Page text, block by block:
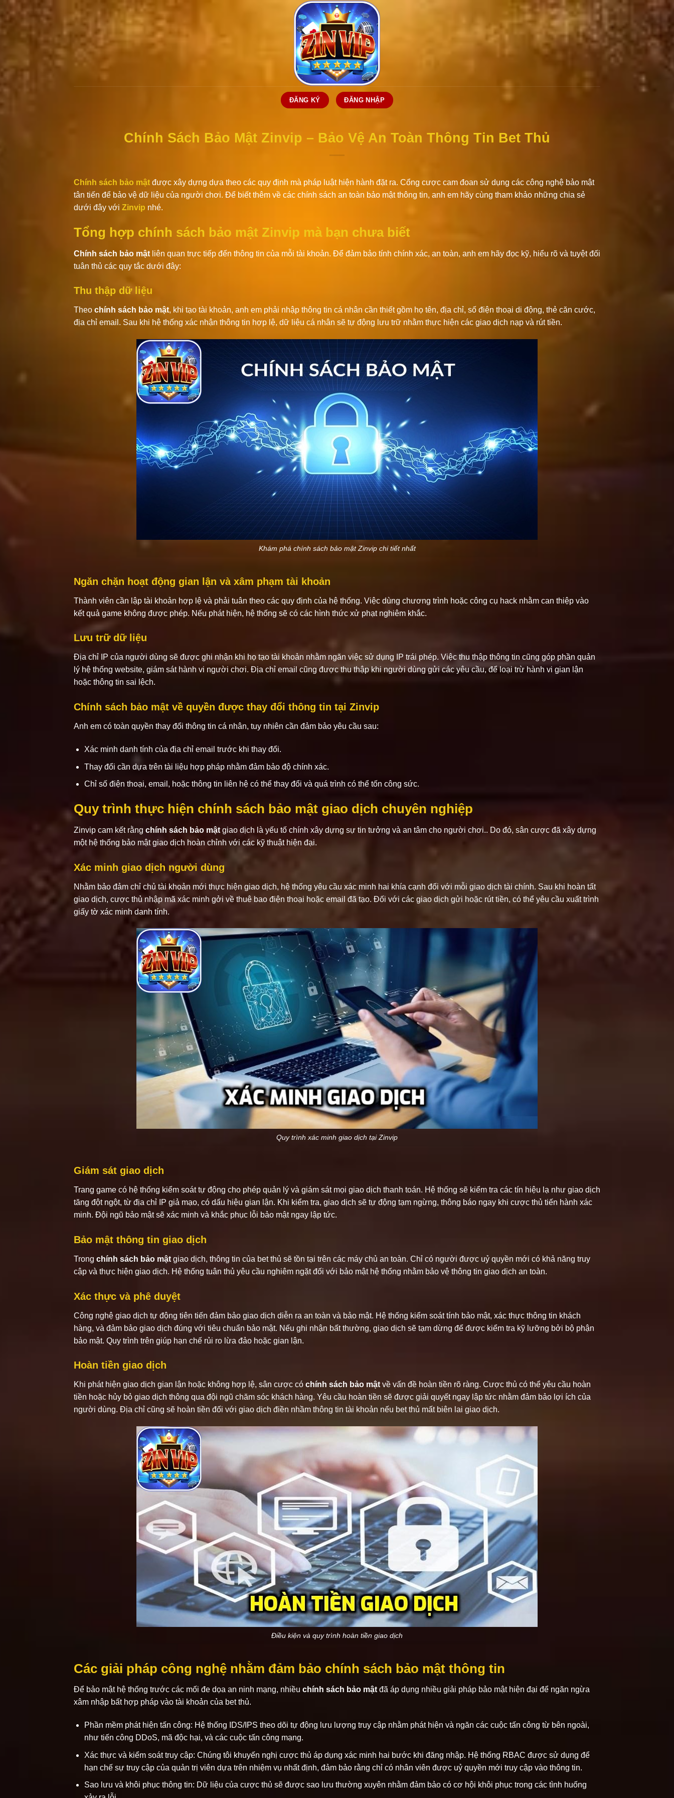
Chuyển
đến
nội
ĐĂNG KÝ ĐĂNG NHẬP
Chính Sách Bảo Mật Zinvip – Bảo Vệ An Toàn Thông Tin Bet Thủ
Chính sách bảo mật được xây dựng dựa theo các quy định mà pháp luật hiện hành đặt ra. Cổng cược cam đoan sử dụng các công nghệ bảo mật
tân tiến để bảo vệ dữ liệu của người chơi. Để biết thêm về các chính sách an toàn bảo mật thông tin, anh em hãy cùng tham khảo những chia sẻ
dưới đây với Zinvip nhé.
Tổng hợp chính sách bảo mật Zinvip mà bạn chưa biết
Chính sách bảo mật liên quan trực tiếp đến thông tin của mỗi tài khoản. Để đảm bảo tính chính xác, an toàn, anh em hãy đọc kỹ, hiểu rõ và tuyệt đối
tuân thủ các quy tắc dưới đây:
Thu thập dữ liệu
Theo chính sách bảo mật, khi tạo tài khoản, anh em phải nhập thông tin cá nhân cần thiết gồm họ tên, địa chỉ, số điện thoại di động, thẻ căn cước,
địa chỉ email. Sau khi hệ thống xác nhận thông tin hợp lệ, dữ liệu cá nhân sẽ tự động lưu trữ nhằm thực hiện các giao dịch nạp và rút tiền.
Khám phá chính sách bảo mật Zinvip chi tiết nhất
Ngăn chặn hoạt động gian lận và xâm phạm tài khoản
Thành viên cần lập tài khoản hợp lệ và phải tuân theo các quy định của hệ thống. Việc dùng chương trình hoặc công cụ hack nhằm can thiệp vào
kết quả game không được phép. Nếu phát hiện, hệ thống sẽ có các hình thức xử phạt nghiêm khắc.
Lưu trữ dữ liệu
Địa chỉ IP của người dùng sẽ được ghi nhận khi họ tạo tài khoản nhằm ngăn việc sử dụng IP trái phép. Việc thu thập thông tin cũng góp phần quản
lý hệ thống website, giám sát hành vi người chơi. Địa chỉ email cũng được thu thập khi người dùng gửi các yêu cầu, để loại trừ hành vi gian lận
hoặc thông tin sai lệch.
Chính sách bảo mật về quyền được thay đổi thông tin tại Zinvip
Anh em có toàn quyền thay đổi thông tin cá nhân, tuy nhiên cần đảm bảo yêu cầu sau:
Xác minh danh tính của địa chỉ email trước khi thay đổi.
Thay đổi cần dựa trên tài liệu hợp pháp nhằm đảm bảo độ chính xác.
Chỉ số điện thoại, email, hoặc thông tin liên hệ có thể thay đổi và quá trình có thể tốn công sức.
Quy trình thực hiện chính sách bảo mật giao dịch chuyên nghiệp
Zinvip cam kết rằng chính sách bảo mật giao dịch là yếu tố chính xây dựng sự tin tưởng và an tâm cho người chơi.. Do đó, sân cược đã xây dựng
một hệ thống bảo mật giao dịch hoàn chỉnh với các kỹ thuật hiện đại.
Xác minh giao dịch người dùng
Nhằm bảo đảm chỉ chủ tài khoản mới thực hiện giao dịch, hệ thống yêu cầu xác minh hai khía cạnh đối với mỗi giao dịch tài chính. Sau khi hoàn tất
giao dịch, cược thủ nhập mã xác minh gởi về thuê bao điện thoại hoặc email đã tạo. Đối với các giao dịch gửi hoặc rút tiền, có thể yêu cầu xuất trình
giấy tờ xác minh danh tính.
Quy trình xác minh giao dịch tại Zinvip
Giám sát giao dịch
Trang game có hệ thống kiểm soát tự động cho phép quản lý và giám sát mọi giao dịch thanh toán. Hệ thống sẽ kiểm tra các tín hiệu lạ như giao dịch
tăng đột ngột, từ địa chỉ IP giả mạo, có dấu hiệu gian lận. Khi kiểm tra, giao dịch sẽ tự động tạm ngừng, thông báo ngay khi cược thủ tiến hành xác
minh. Đội ngũ bảo mật sẽ xác minh và khắc phục lỗi bảo mật ngay lập tức.
Bảo mật thông tin giao dịch
Trong chính sách bảo mật giao dịch, thông tin của bet thủ sẽ tồn tại trên các máy chủ an toàn. Chỉ có người được uỷ quyền mới có khả năng truy
cập và thực hiện giao dịch. Hệ thống tuân thủ yêu cầu nghiêm ngặt đối với bảo mật hệ thống nhằm bảo vệ thông tin giao dịch an toàn.
Xác thực và phê duyệt
Công nghệ giao dịch tự động tiên tiến đảm bảo giao dịch diễn ra an toàn và bảo mật. Hệ thống kiểm soát tính bảo mật, xác thực thông tin khách
hàng, và đảm bảo giao dịch đúng với tiêu chuẩn bảo mật. Nếu ghi nhận bất thường, giao dịch sẽ tạm dừng để được kiểm tra kỹ lưỡng bởi bộ phận
bảo mật. Quy trình trên giúp hạn chế rủi ro lừa đảo hoặc gian lận.
Hoàn tiền giao dịch
Khi phát hiện giao dịch gian lận hoặc không hợp lệ, sân cược có chính sách bảo mật về vấn đề hoàn tiền rõ ràng. Cược thủ có thể yêu cầu hoàn
tiền hoặc hủy bỏ giao dịch thông qua đội ngũ chăm sóc khách hàng. Yêu cầu hoàn tiền sẽ được giải quyết ngay lập tức nhằm đảm bảo lợi ích của
người dùng. Địa chỉ cũng sẽ hoàn tiền đối với giao dịch điền nhầm thông tin tài khoản nếu bet thủ mất biên lai giao dịch.
Điều kiện và quy trình hoàn tiền giao dịch
Các giải pháp công nghệ nhằm đảm bảo chính sách bảo mật thông tin
Để bảo mật hệ thống trước các mối đe dọa an ninh mạng, nhiều chính sách bảo mậtđã áp dụng nhiều giải pháp bảo mật hiện đại để ngăn ngừa
xâm nhập bất hợp pháp vào tài khoản của bet thủ.
Phần mềm phát hiện tấn công: Hệ thống IDS/IPS theo dõi tự động lưu lượng truy cập nhằm phát hiện và ngăn các cuộc tấn công từ bên ngoài,
như tiến công DDoS, mã độc hại, và các cuộc tấn công mạng.
Xác thực và kiểm soát truy cập: Chúng tôi khuyến nghị cược thủ áp dụng xác minh hai bước khi đăng nhập. Hệ thống RBAC được sử dụng để
hạn chế sự truy cập của quản trị viên dựa trên nhiệm vụ nhất định, đảm bảo rằng chỉ có nhân viên được uỷ quyền mới truy cập vào thông tin.
Sao lưu và khôi phục thông tin: Dữ liệu của cược thủ sẽ được sao lưu thường xuyên nhằm đảm bảo có cơ hội khôi phục trong các tình huống